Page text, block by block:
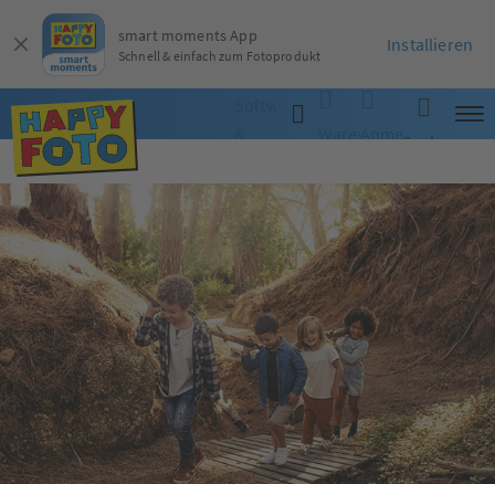
Software
WarenkorbAnmelden
Suche
smart moments App
Schnell & einfach zum Fotoprodukt
Installieren